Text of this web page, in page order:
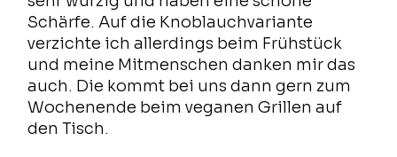
Schärfe. Auf die Knoblauchvariante
verzichte ich allerdings beim Frühstück
und meine Mitmenschen danken mir das
auch. Die kommt bei uns dann gern zum
Wochenende beim veganen Grillen auf
den Tisch.